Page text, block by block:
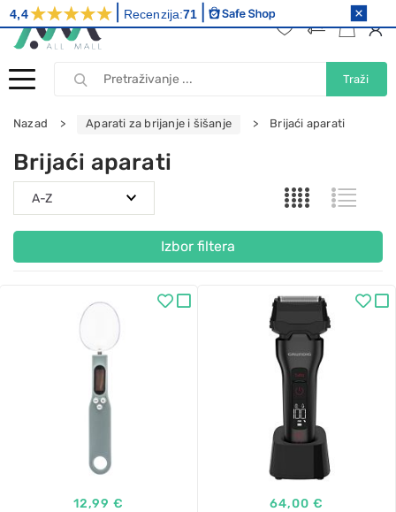
Traži
Nazad Aparati za brijanje i šišanje Brijaći aparati
Brijaći aparati
Izbor filtera
12,99 € 64,00 €
4,4 Recenzija:71